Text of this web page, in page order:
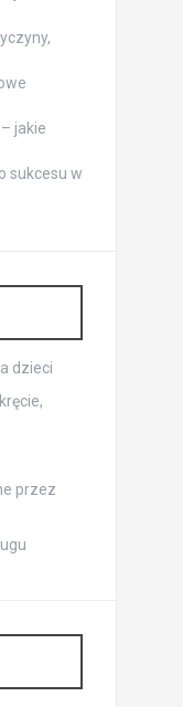
jakie
sukcesu w
dzieci
przez